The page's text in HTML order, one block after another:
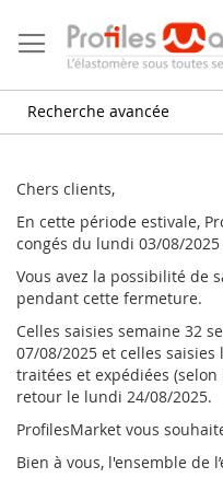
au
contenu
Recherche avancée
Chers clients,
En cette période estivale,
congés du lundi 03/08/
Vous avez la possibilité de
pendant cette fermeture.
Celles saisies semaine 32
07/08/2025 et celles
traitées et expédiées
retour le lundi 24/08/2025.
ProfilesMarket vous
Bien à vous, l'ensemble de